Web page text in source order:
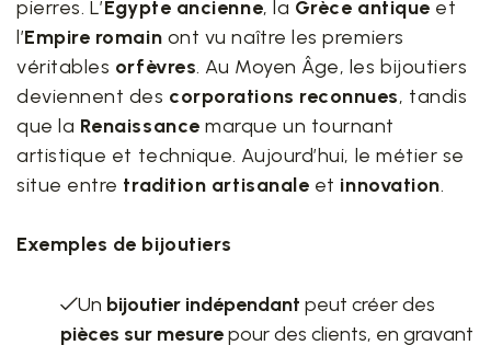
pierres. L’Égypte ancienne, la Grèce antique et
l’Empire romain ont vu naître les premiers
véritables orfèvres. Au Moyen Âge, les bijoutiers
deviennent des corporations reconnues, tandis
que la Renaissancemarque un tournant
artistique et technique. Aujourd’hui, le métier se
situe entre tradition artisanale et innovation.
Exemples de bijoutiers
Un bijoutier indépendant peut créer des
pièces sur mesurepour des clients, en gravant